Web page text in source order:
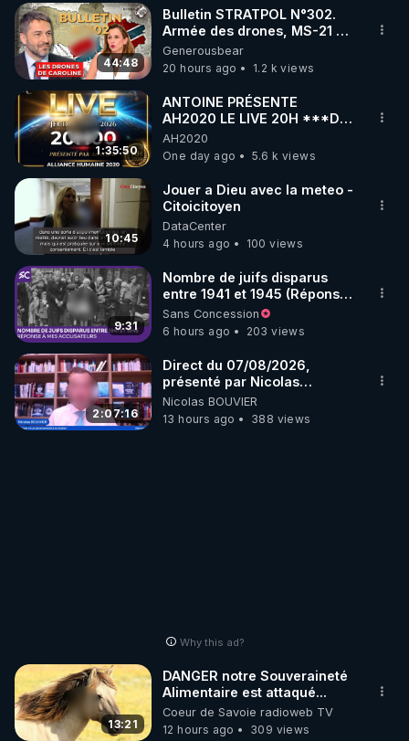
▶ 30 jours gratuit sur l’application de méditation et
de bien-être ENVOL :
Rendez-vous sur https://www.envol.app/code
le code : REGENERE
44:48
Bulletin STRATPOL N°302.
Armée des drones, MS-21 en
série, missiles coréens.
07.08.2026.
Generousbear
20 hours ago
1.2 k views
1:35:50
ANTOINE PRÉSENTE
AH2020 LE LIVE 20H ***DU
06/08/2026***
AH2020
One day ago
5.6 k views
10:45
Jouer a Dieu avec la meteo -
Citoicitoyen
DataCenter
4 hours ago
100 views
9:31
Nombre de juifs disparus
entre 1941 et 1945 (Réponse
à mes accusateurs)
Sans Concession
6 hours ago
203 views
2:07:16
Direct du 07/08/2026,
présenté par Nicolas
BOUVIER
Nicolas BOUVIER
13 hours ago
388 views
Why this ad?
13:21
DANGER notre Souveraineté
Alimentaire est attaqué...
Coeur de Savoie radioweb TV
12 hours ago
309 views